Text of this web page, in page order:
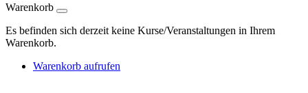
Warenkorb
Es befinden sich derzeit keine Kurse/Veranstaltungen in Ihrem
Warenkorb.
Warenkorb aufrufen